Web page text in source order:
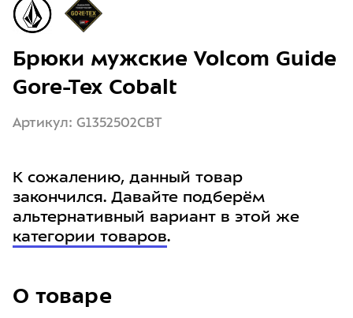
О товаре
Брюки мужские Volcom Guide
Gore-Tex Cobalt
Артикул: G1352502CBT
К сожалению, данный товар
закончился. Давайте подберём
альтернативный вариант в этой же
категории товаров.